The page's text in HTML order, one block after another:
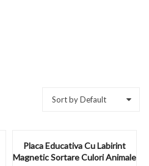
Sort by Default
Placa Educativa Cu Labirint
Magnetic Sortare Culori Animale